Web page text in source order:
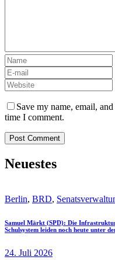
Save my name, email,
time I comment.
Neuestes
Berlin, BRD,
Samuel Märkt (SPD): Die
Schulsystem leiden noch heute unter
24. Juli 2026